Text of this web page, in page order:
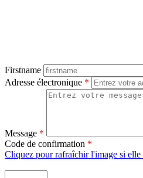
Firstname
Adresse électronique *
Message *
Code de confirmation *
Cliquez pour rafraîchir l'image si elle